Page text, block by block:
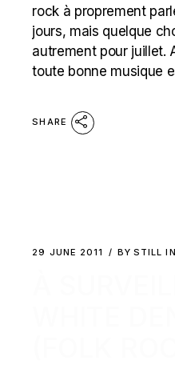
rock à proprement
jours, mais quelque
autrement pour juillet.
toute bonne musique
SHARE
29 JUNE 2011 BY STILL